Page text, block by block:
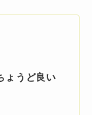
ょうど良い